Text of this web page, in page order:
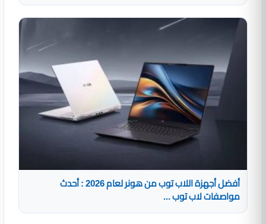
أفضل أجهزة اللاب توب من هونر لعام 2026 : أحدث
مواصفات لاب توب ...